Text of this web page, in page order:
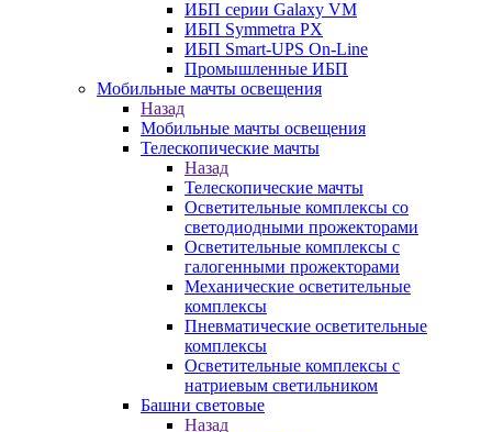
ИБП серии Galaxy VM
ИБП Symmetra PX
ИБП Smart-UPS On-Line
Промышленные ИБП
Мобильные мачты освещения
Назад
Мобильные мачты освещения
Телескопические мачты
Назад
Телескопические мачты
Осветительные комплексы со
светодиодными прожекторами
Осветительные комплексы с
галогенными прожекторами
Механические осветительные
комплексы
Пневматические осветительные
комплексы
Осветительные комплексы с
натриевым светильником
Башни световые
Назад